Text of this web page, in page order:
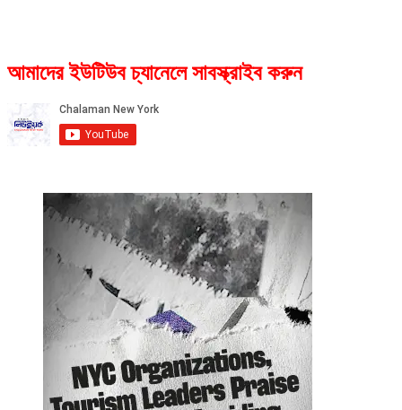
আমাদের ইউটিউব চ্যানেলে সাবস্ক্রাইব করুন